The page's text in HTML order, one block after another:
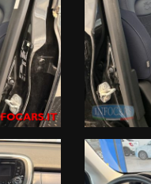
.
europee a tassi agevolati
KASKO , furto,
Renault DACIA ,
ai veicoli pubblicate in
informazioni
per eventuali
dalla Finanziaria